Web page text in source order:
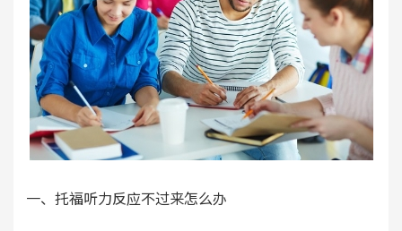
一、托福听力反应不过来怎么办